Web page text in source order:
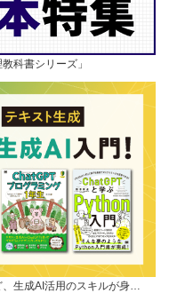
科書シリーズ」
、生成AI活用のスキルが身…